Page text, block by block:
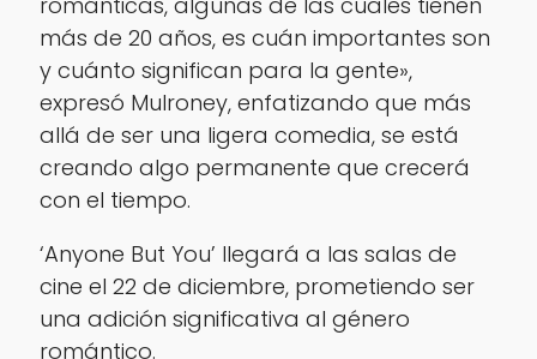
más de 20 años, es cuán importantes son
y cuánto significan para la gente»,
expresó Mulroney, enfatizando que más
allá de ser una ligera comedia, se está
creando algo permanente que crecerá
con el tiempo.
‘Anyone But You’ llegará a las salas de
cine el 22 de diciembre, prometiendo ser
una adición significativa al género
romántico.